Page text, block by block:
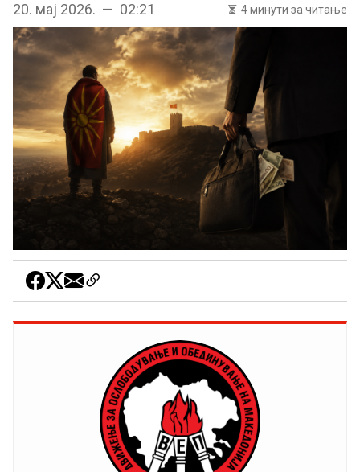
20. мај 2026. — 02:21 4 минути за читање